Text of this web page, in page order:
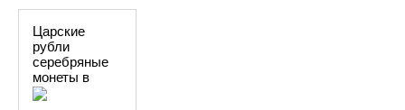
Царские
рубли
серебряные
монеты в
холщовом